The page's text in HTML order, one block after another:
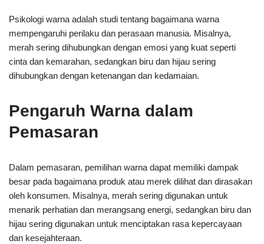
Psikologi warna adalah studi tentang bagaimana warna
mempengaruhi perilaku dan perasaan manusia. Misalnya,
merah sering dihubungkan dengan emosi yang kuat seperti
cinta dan kemarahan, sedangkan biru dan hijau sering
dihubungkan dengan ketenangan dan kedamaian.
Pengaruh Warna dalam
Pemasaran
Dalam pemasaran, pemilihan warna dapat memiliki dampak
besar pada bagaimana produk atau merek dilihat dan dirasakan
oleh konsumen. Misalnya, merah sering digunakan untuk
menarik perhatian dan merangsang energi, sedangkan biru dan
hijau sering digunakan untuk menciptakan rasa kepercayaan
dan kesejahteraan.